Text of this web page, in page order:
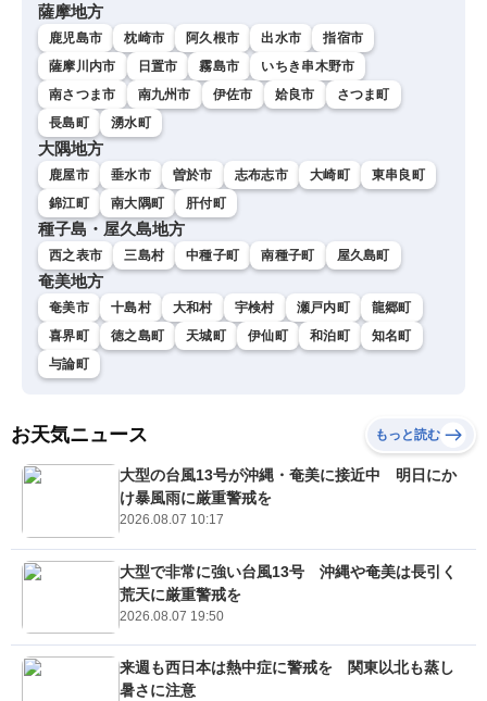
薩摩地方
鹿児島市 枕崎市 阿久根市 出水市
指宿市
薩摩川内市
日置市 霧島市
いちき串木野市
南さつま市
南九州市 伊佐市 姶良市
さつま町
長島町
湧水町
大隅地方
鹿屋市 垂水市 曽於市 志布志市 大崎町
東串良町
錦江町
南大隅町 肝付町
種子島・屋久島地方
西之表市 三島村 中種子町 南種子町 屋久島町
奄美地方
奄美市 十島村 大和村 宇検村 瀬戸内町
龍郷町
喜界町
徳之島町 天城町 伊仙町 和泊町
知名町
与論町
お天気ニュース もっと読む
大型の台風13号が沖縄・奄美に接近中 明日にか
け暴風雨に厳重警戒を
2026.08.07 10:17
大型で非常に強い台風13号 沖縄や奄美は長引く
荒天に厳重警戒を
2026.08.07 19:50
来週も西日本は熱中症に警戒を 関東以北も蒸し
暑さに注意